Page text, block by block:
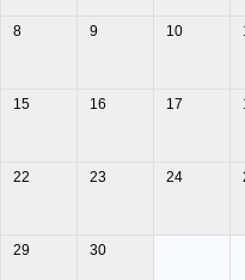
8 9 10
15 16 17
22 23 24
29 30